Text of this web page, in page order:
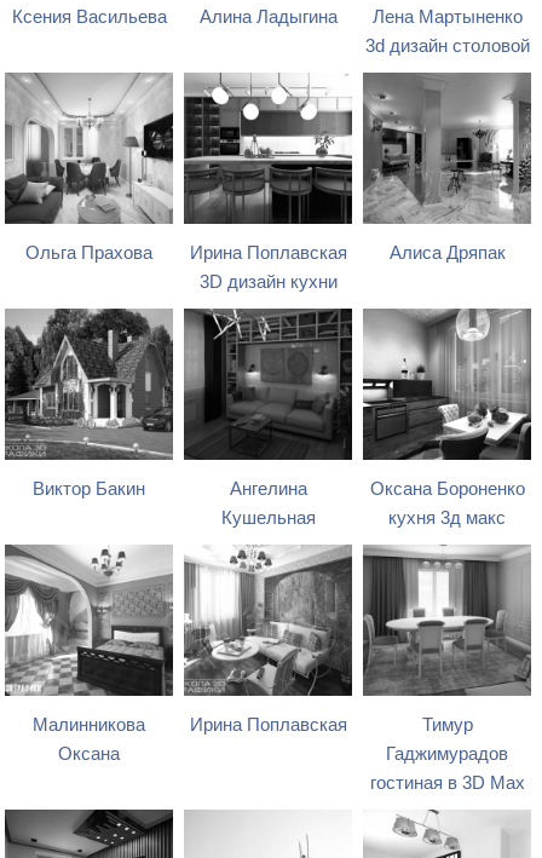
Ксения Васильева Алина Ладыгина
Лена Мартыненко
3d дизайн столовой
Ольга Прахова
Ирина Поплавская
3D дизайн кухни
Алиса Дряпак
Виктор Бакин
Ангелина
Кушельная
Оксана Бороненко
кухня 3д макс
Малинникова
Оксана
Ирина Поплавская
Тимур
Гаджимурадов
гостиная в 3D Max